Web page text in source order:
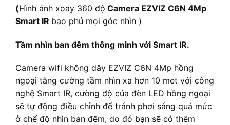
(Hình ảnh xoay 360 độ Camera EZVIZ C6N 4Mp
Smart IR bao phủ mọi góc nhìn )
Tầm nhìn ban đêm thông minh với Smart IR.
Camera wifi không dây EZVIZ C6N 4Mp hồng
ngoại tăng cường tầm nhìn xa hơn 10 met với công
nghệ Smart IR, cường độ của đèn LED hồng ngoại
sẽ tự động điều chỉnh để tránh phơi sáng quá mức
ở chế độ nhìn ban đêm, do đó bạn sẽ có thêm